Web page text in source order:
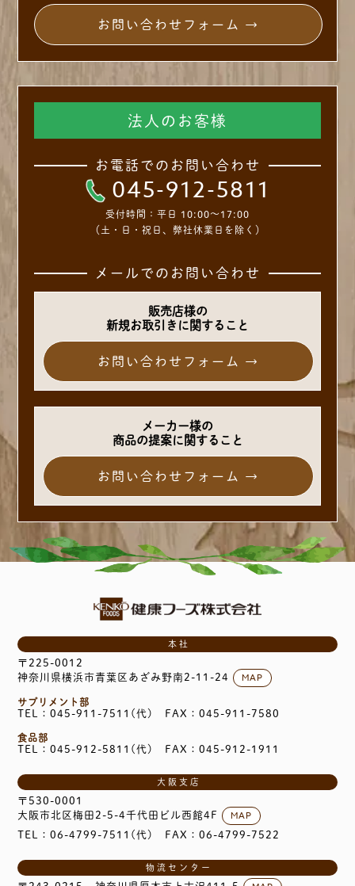
お問い合わせフォーム →
法人のお客様
お電話でのお問い合わせ
045-912-5811
受付時間： 平日 10:00～17:00
（土・日・祝日、弊社休業日を除く）
メールでのお問い合わせ
販売店様の
新規お取引きに関すること
お問い合わせフォーム →
メーカー様の
商品の提案に関すること
お問い合わせフォーム →
本社
〒225-0012
神奈川県横浜市青葉区あざみ野南2-11-24
MAP
サプリメント部
TEL：045-911-7511(代) FAX：045-911-7580
食品部
TEL：045-912-5811(代) FAX：045-912-1911
大阪支店
〒530-0001
大阪市北区梅田2-5-4千代田ビル西館4F
MAP
TEL：06-4799-7511(代) FAX：06-4799-7522
物流センター